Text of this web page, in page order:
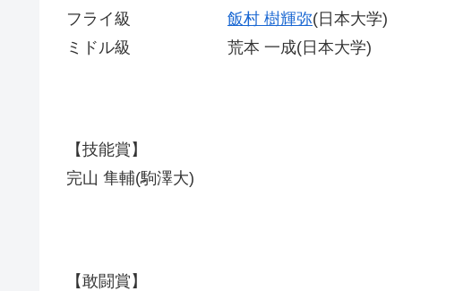
フライ級 飯村 樹輝弥(日本大学)
ミドル級 荒本 一成(日本大学)
【技能賞】
完山 隼輔(駒澤大)
【敢闘賞】